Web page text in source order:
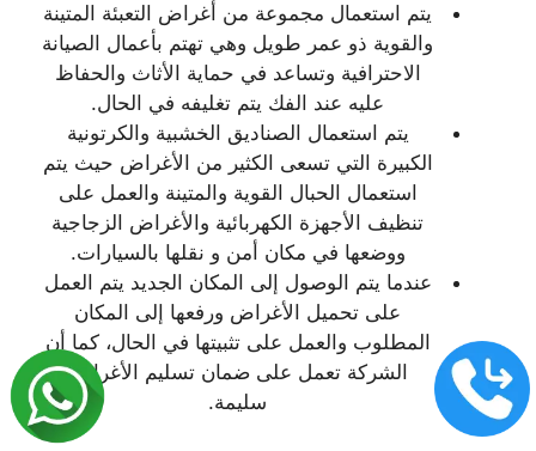
يتم استعمال مجموعة من أغراض التعبئة المتينة
والقوية ذو عمر طويل وهي تهتم بأعمال الصيانة
الاحترافية وتساعد في حماية الأثاث والحفاظ
عليه عند الفك يتم تغليفه في الحال.
يتم استعمال الصناديق الخشبية والكرتونية
الكبيرة التي تسعى الكثير من الأغراض حيث يتم
استعمال الحبال القوية والمتينة والعمل على
تنظيف الأجهزة الكهربائية والأغراض الزجاجية
ووضعها في مكان أمن و نقلها بالسيارات.
عندما يتم الوصول إلى المكان الجديد يتم العمل
على تحميل الأغراض ورفعها إلى المكان
المطلوب والعمل على تثبيتها في الحال، كما أن
الشركة تعمل على ضمان تسليم الأغراض
سليمة.